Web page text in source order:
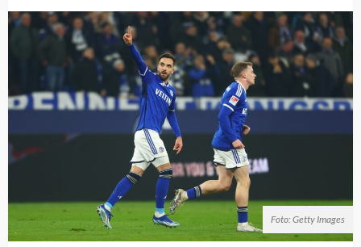
Foto: Getty Images